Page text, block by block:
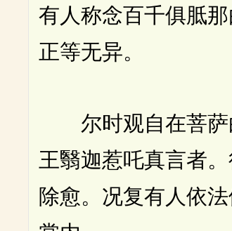
有人称念百千俱胝
正等无异。
尔时观自在菩萨
王翳迦惹吒真言者
除愈。况复有人依